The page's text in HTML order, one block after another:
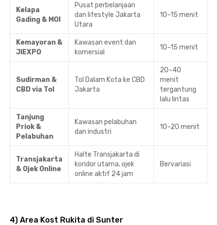
Kelapa
Gading & MOI
Pusat perbelanjaan
dan lifestyle Jakarta
Utara
10–15 menit
Kemayoran &
JIEXPO
Kawasan event dan
komersial
10–15 menit
Sudirman &
CBD via Tol
Tol Dalam Kota ke CBD
Jakarta
20–40
menit
tergantung
lalu lintas
Tanjung
Priok &
Pelabuhan
Kawasan pelabuhan
dan industri
10–20 menit
Transjakarta
& Ojek Online
Halte Transjakarta di
koridor utama, ojek
online aktif 24 jam
Bervariasi
4) Area Kost Rukita di Sunter